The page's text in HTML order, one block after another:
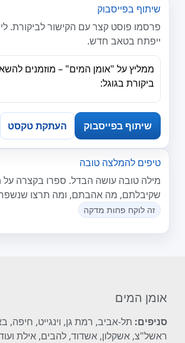
שיתוף בפייסבוק
פרסמו פוסט קצר עם הקישור לביקורת.
ייפתח בטאב חדש.
שיתוף בפייסבוק העתקת טקסט
טיפים להמלצה טובה
מילה טובה עושה הבדל. ספרו בקצרה על
שקיבלתם, מה אהבתם, ומה תרצו
זה לוקח פחות מדקה
אומן המים
סניפים: תל-אביב, רמת גן, וינגייט, חיפה,
ראשל"צ, אשקלון, אשדוד, להבים, אילת